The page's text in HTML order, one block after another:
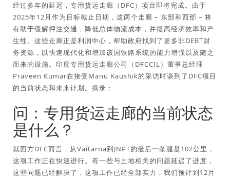
经过多年的延迟，专用货运走廊（DFC）项目即将完成。由于
2025年12月作为目标截止日期，这两个走廊 – 东部和西部 – 将
有助于缓解押注交通，降低总体物流成本，并提高经济效率和产
生性。这些走廊正是利润中心，帮助政府找到了更多非DEBT财
务资源，以快速现代化和增加该国铁路系统的能力增强以及随之
而来的设施。印度专用货运走廊公司（DFCCIL）董事总经理
Praveen Kumar在接受Manu Kaushik的采访时谈到了DFC项目
的当前状态和未来计划。摘录：
问：专用货运走廊的当前状态
是什么？
就西方DFC而言，从Vaitarna到JNPT的最后一条腿是102公里，
这项工作正在快速进行。有一些与土地相关的问题延迟了进度，
这些问题已经解决了，这项工作已经全部实力，我们预计到12月